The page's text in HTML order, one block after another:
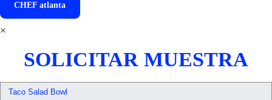
CHEFatlanta
×
SOLICITAR MUESTRA